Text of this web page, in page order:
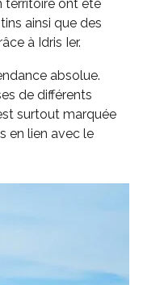
territoire ont été
ainsi que des
à Idris Ier.
absolue.
de différents
surtout marquée
en lien avec le